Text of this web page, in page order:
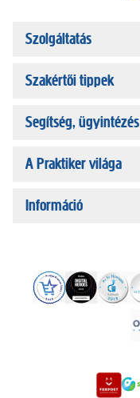
Szolgáltatás
Szakértői tippek
Segítség, ügyintézés
A Praktiker világa
Információ